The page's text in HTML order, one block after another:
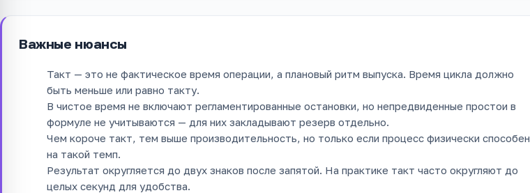
Важные нюансы
Такт — это не фактическое время операции, а плановый ритм выпуска. Время цикла должно
быть меньше или равно такту.
В чистое время не включают регламентированные остановки, но непредвиденные простои в
формуле не учитываются — для них закладывают резерв отдельно.
Чем короче такт, тем выше производительность, но только если процесс физически способен
на такой темп.
Результат округляется до двух знаков после запятой. На практике такт часто округляют до
целых секунд для удобства.